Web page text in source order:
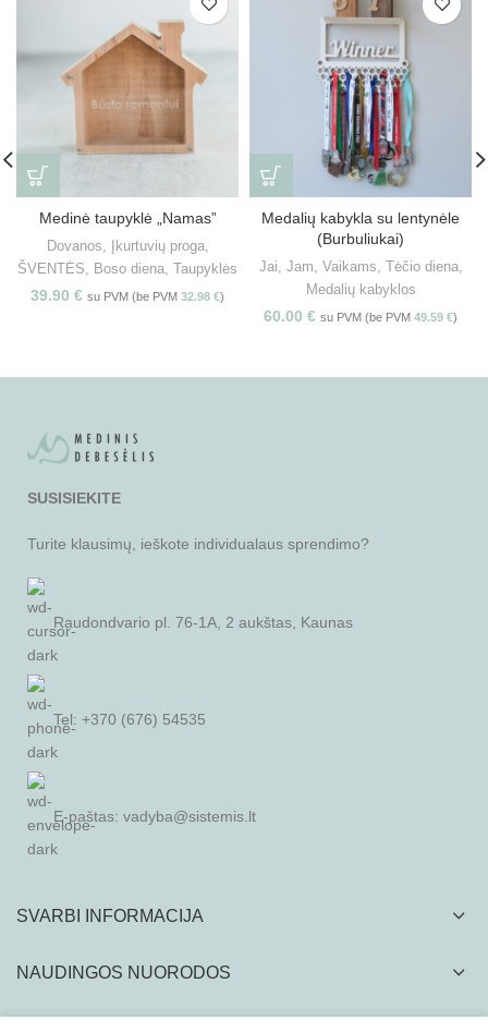
Medinė taupyklė „Namas”
Dovanos Įkurtuvių proga,
ŠVENTĖS
Boso diena Taupyklės
39.90 € su PVM (be PVM 32.98 €)
Medalių kabykla su lentynėle
(Burbuliukai)
Jai Jam Vaikams Tėčio diena,
Medalių kabyklos
60.00 € su PVM (be PVM 49.59 €)
SUSISIEKITE
Turite klausimų, ieškote individualaus sprendimo?
Raudondvario pl. 76-1A, 2 aukštas, Kaunas
Tel: +370 (676) 54535
E-paštas: vadyba@sistemis.lt
SVARBI INFORMACIJA
NAUDINGOS NUORODOS